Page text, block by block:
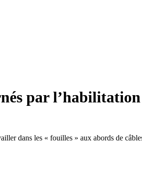
par
dans les « fouilles » aux abords de